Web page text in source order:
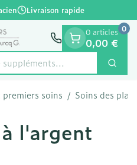
Livraison rapide
et de
0 articles
0,00 €
0
soins / Soins des
l'argent